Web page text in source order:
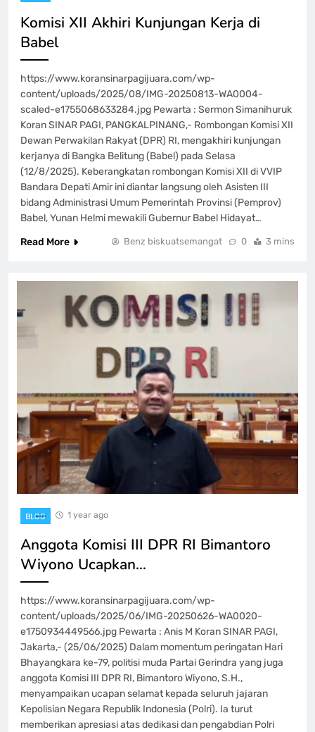
Komisi XII Akhiri Kunjungan Kerja di
Babel
https://www.koransinarpagijuara.com/wp-
content/uploads/2025/08/IMG-20250813-WA0004-
scaled-e1755068633284.jpg Pewarta : Sermon Simanihuruk
Koran SINAR PAGI, PANGKALPINANG,- Rombongan Komisi XII
Dewan Perwakilan Rakyat (DPR) RI, mengakhiri kunjungan
kerjanya di Bangka Belitung (Babel) pada Selasa
(12/8/2025). Keberangkatan rombongan Komisi XII di VVIP
Bandara Depati Amir ini diantar langsung oleh Asisten III
bidang Administrasi Umum Pemerintah Provinsi (Pemprov)
Babel, Yunan Helmi mewakili Gubernur Babel Hidayat…
Read More
Benz biskuatsemangat 0 3 mins
BLOG 1 year ago
Anggota Komisi III DPR RI Bimantoro
Wiyono Ucapkan…
https://www.koransinarpagijuara.com/wp-
content/uploads/2025/06/IMG-20250626-WA0020-
e1750934449566.jpg Pewarta : Anis M Koran SINAR PAGI,
Jakarta,- (25/06/2025) Dalam momentum peringatan Hari
Bhayangkara ke-79, politisi muda Partai Gerindra yang juga
anggota Komisi III DPR RI, Bimantoro Wiyono, S.H.,
menyampaikan ucapan selamat kepada seluruh jajaran
Kepolisian Negara Republik Indonesia (Polri). Ia turut
memberikan apresiasi atas dedikasi dan pengabdian Polri